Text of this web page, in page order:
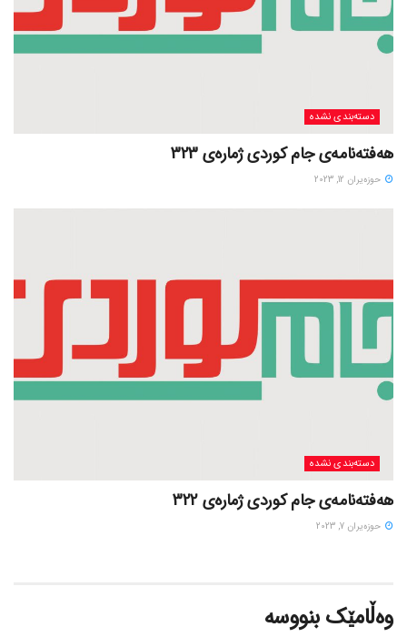
دسته‌بندی نشده
هەفتەنامەی جام کوردی ژمارەی 323
حوزه‌یران 12, 2023
دسته‌بندی نشده
هەفتەنامەی جام کوردی ژمارەی 322
حوزه‌یران 7, 2023
وەڵامێک بنووسە